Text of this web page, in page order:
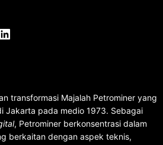
LinkedIn
transformasi Majalah Petrominer yang
Jakarta pada medio 1973. Sebagai
, Petrominer berkonsentrasi dalam
berkaitan dengan aspek teknis,